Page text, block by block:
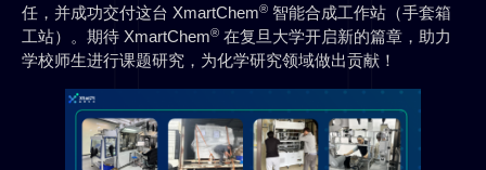
任，并成功交付这台 XmartChem® 智能合成工作站（手套箱
工站）。期待 XmartChem® 在复旦大学开启新的篇章，助力
学校师生进行课题研究，为化学研究领域做出贡献！